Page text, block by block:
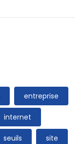
entreprise
internet
seuils site